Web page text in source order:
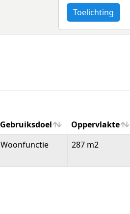
Toelichting
Gebruiksdoel Oppervlakte
Gebruiksdoel Oppervlakte
Woonfunctie 287 m2